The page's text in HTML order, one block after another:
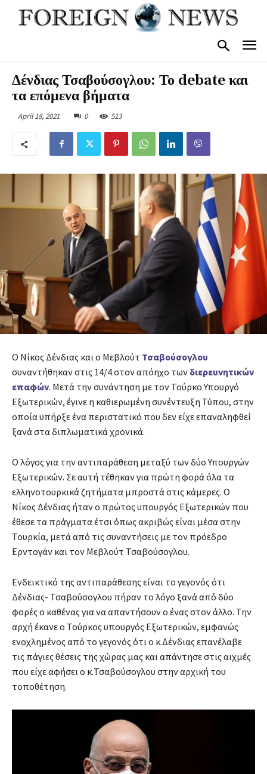
Δένδιας Τσαβούσογλου: Το debate και
τα επόμενα βήματα
April 18, 2021 0 513
Ο Νίκος Δένδιας και ο Μεβλούτ Τσαβούσογλου
συναντήθηκαν στις 14/4 στον απόηχο των διερευνητικών
επαφών. Μετά την συνάντηση με τον Τούρκο Υπουργό
Εξωτερικών, έγινε η καθιερωμένη συνέντευξη Τύπου, στην
οποία υπήρξε ένα περιστατικό που δεν είχε επαναληφθεί
ξανά στα διπλωματικά χρονικά.
Ο λόγος για την αντιπαράθεση μεταξύ των δύο Υπουργών
Εξωτερικών. Σε αυτή τέθηκαν για πρώτη φορά όλα τα
ελληνοτουρκικά ζητήματα μπροστά στις κάμερες. Ο
Νίκος Δένδιας ήταν ο πρώτος υπουργός Εξωτερικών που
έθεσε τα πράγματα έτσι όπως ακριβώς είναι μέσα στην
Τουρκία, μετά από τις συναντήσεις με τον πρόεδρο
Ερντογάν και τον Μεβλούτ Τσαβούσογλου.
Ενδεικτικό της αντιπαράθεσης είναι το γεγονός ότι
Δένδιας- Τσαβούσογλου πήραν το λόγο ξανά από δύο
φορές ο καθένας για να απαντήσουν ο ένας στον άλλο. Την
αρχή έκανε ο Τούρκος υπουργός Εξωτερικών, εμφανώς
ενοχλημένος από το γεγονός ότι ο κ.Δένδιας επανέλαβε
τις πάγιες θέσεις της χώρας μας και απάντησε στις αιχμές
που είχε αφήσει ο κ.Τσαβούσογλου στην αρχική του
τοποθέτηση.